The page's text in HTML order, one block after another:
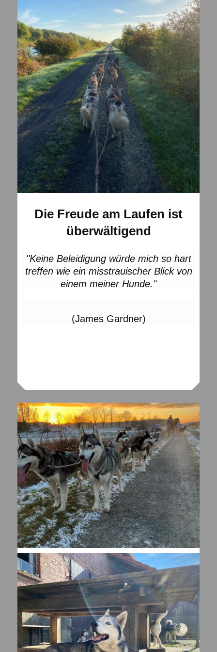
Die Freude am Laufen ist
überwältigend
"Keine Beleidigung würde mich so hart
treffen wie ein misstrauischer Blick von
einem meiner Hunde."
(James Gardner)